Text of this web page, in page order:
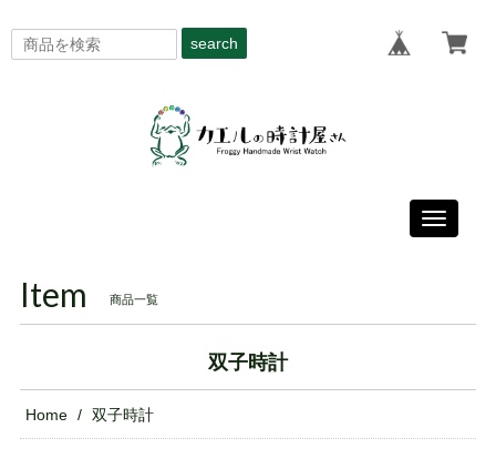
search
Toggle
Item 商品一覧
双子時計
Home 双子時計